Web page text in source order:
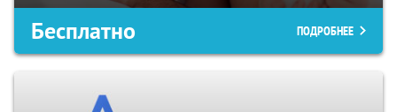
Бесплатно ПОДРОБНЕЕ